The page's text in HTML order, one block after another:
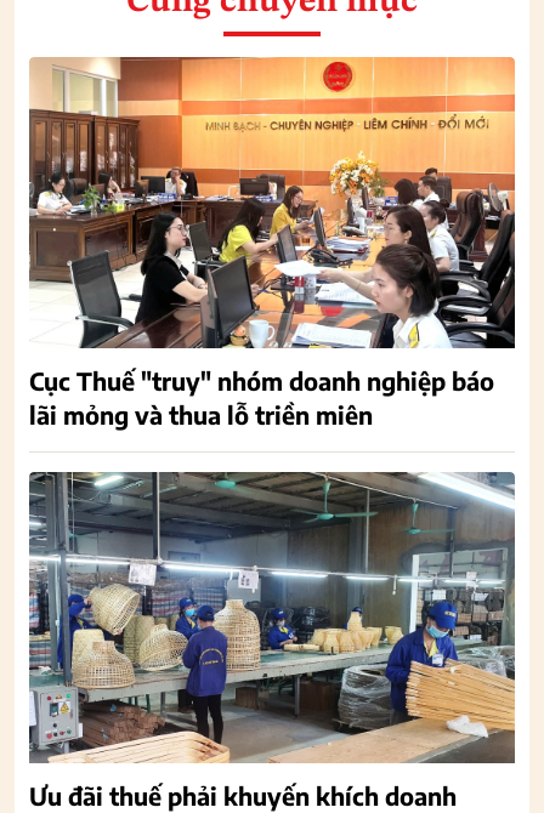
Cục Thuế "truy" nhóm doanh nghiệp báo
lãi mỏng và thua lỗ triền miên
Ưu đãi thuế phải khuyến khích doanh